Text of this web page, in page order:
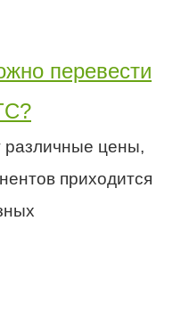
перевести
различные цены,
приходится